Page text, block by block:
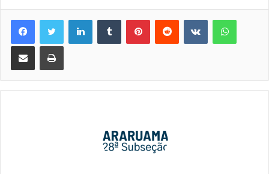
LinkedinTumblr PinterestReddit VK
Compartilhar via e-mail Imprimir